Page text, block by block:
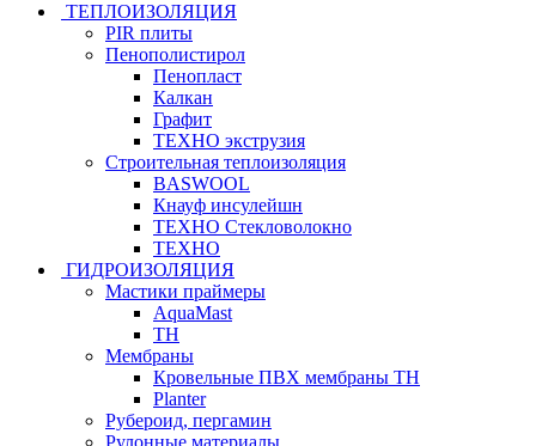
ТЕПЛОИЗОЛЯЦИЯ
PIR плиты
Пенополистирол
Пенопласт
Калкан
Графит
ТЕХНО экструзия
Строительная теплоизоляция
BASWOOL
Кнауф инсулейшн
ТЕХНО Стекловолокно
ТЕХНО
ГИДРОИЗОЛЯЦИЯ
Мастики праймеры
AquaMast
ТН
Мембраны
Кровельные ПВХ мембраны ТН
Planter
Рубероид, пергамин
Рулонные материалы